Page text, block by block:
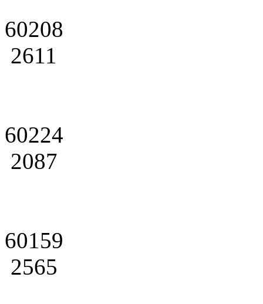
60208
2611
60224
2087
60159
2565